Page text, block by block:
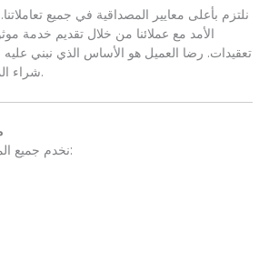
نلتزم بأعلى معايير المصداقية في جميع
الأمد مع عملائنا من خلال تقديم خدمة
تعقيدات. رضا العميل هو الأساس الذي نبني
شراء المكيفات المستعملة بالطائف.
نخدم جميع المناطق والأحياء، بما في ذلك: